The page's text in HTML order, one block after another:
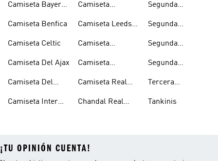
Camiseta Bayern
Camiseta Benfica
Camiseta Celtic
Camiseta Del Ajax
Camiseta Del
Camiseta Inter
Camiseta
Camiseta Leeds
Camiseta
United
Camiseta
Lyon
Camiseta Real
Chandal Real
Segunda
Arsenal
Segunda
Juventus
Segunda
Manchester
United
Segunda
Madrid
Tercera
Madrid
Tankinis
¡TU OPINIÓN CUENTA!